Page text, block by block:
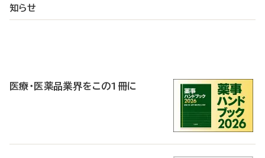
知らせ
医療・医薬品業界をこの1冊に